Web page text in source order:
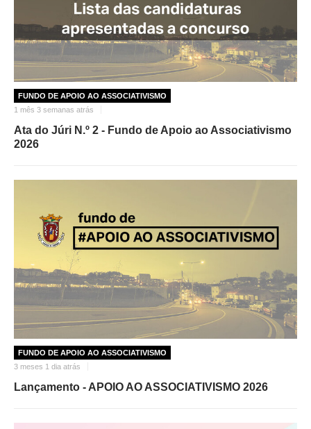
FUNDO DE APOIO AO ASSOCIATIVISMO
1 mês 3 semanas atrás
Ata do Júri N.º 2 - Fundo de Apoio ao Associativismo
2026
FUNDO DE APOIO AO ASSOCIATIVISMO
3 meses 1 dia atrás
Lançamento - APOIO AO ASSOCIATIVISMO 2026